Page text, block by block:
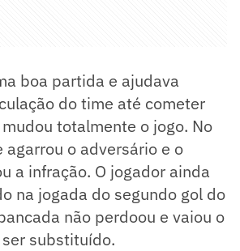
boa partida e ajudava
do time até cometer
totalmente o jogo. No
agarrou o adversário e o
a infração. O jogador ainda
na jogada do segundo gol do
não perdoou e vaiou o
substituído.